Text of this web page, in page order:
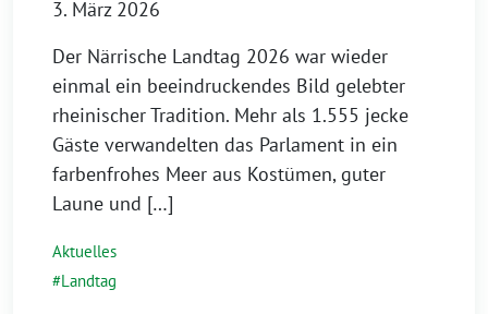
3. März 2026
Der Närrische Landtag 2026 war wieder
einmal ein beeindruckendes Bild gelebter
rheinischer Tradition. Mehr als 1.555 jecke
Gäste verwandelten das Parlament in ein
farbenfrohes Meer aus Kostümen, guter
Laune und […]
Aktuelles
Landtag